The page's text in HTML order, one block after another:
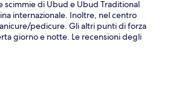
Doppia
scimmie di Ubud e Ubud Traditional
internazionale. Inoltre, nel centro
pedicure. Gli altri punti di forza
giorno e notte. Le recensioni degli